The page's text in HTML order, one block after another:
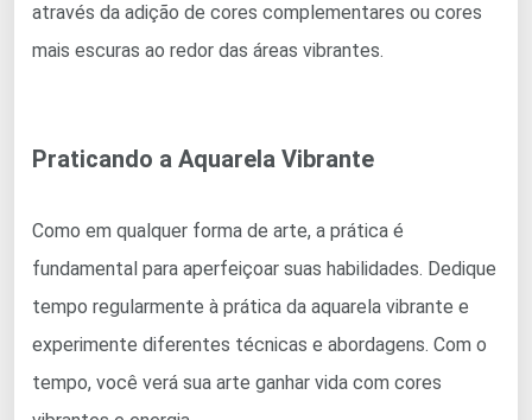
através da adição de cores complementares ou cores
mais escuras ao redor das áreas vibrantes.
Praticando a Aquarela Vibrante
Como em qualquer forma de arte, a prática é
fundamental para aperfeiçoar suas habilidades. Dedique
tempo regularmente à prática da aquarela vibrante e
experimente diferentes técnicas e abordagens. Com o
tempo, você verá sua arte ganhar vida com cores